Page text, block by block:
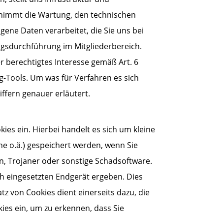
die Wartung, den technischen
Daten verarbeitet, die Sie uns bei
im Mitgliederbereich.
berechtigtes Interesse gemäß Art. 6
Tools. Um was für Verfahren es sich
genauer erläutert.
ein. Hierbei handelt es sich um kleine
o.ä.) gespeichert werden, wenn Sie
Trojaner oder sonstige Schadsoftware.
eingesetzten Endgerät ergeben. Dies
von Cookies dient einerseits dazu, die
ein, um zu erkennen, dass Sie